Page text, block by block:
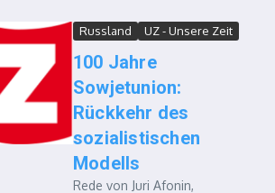
Russland UZ - Unsere Zeit
100 Jahre
Sowjetunion:
Rückkehr des
sozialistischen
Modells
Rede von Juri Afonin,